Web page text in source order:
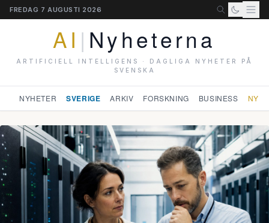
FREDAG 7 AUGUSTI 2026
AI | Nyheterna
ARTIFICIELL INTELLIGENS · DAGLIGA NYHETER PÅ
SVENSKA
NYHETER SVERIGE ARKIV FORSKNING BUSINESS